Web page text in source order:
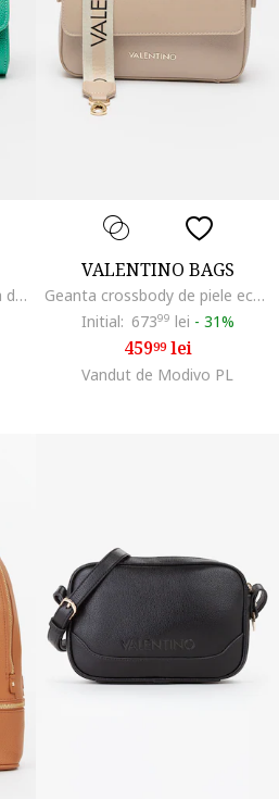
Geanta crossbody cu bareta din lant Divina, Verde turcoaz
VALENTINO BAGS
Geanta crossbody de piele ecologica cu barete intersanjabile Zero, Bej
Initial: 67399 lei - 31%
45999lei
Vandut de Modivo PL